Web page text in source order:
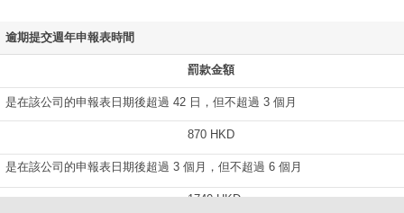
逾期提交週年申報表時間
罰款金額
是在該公司的申報表日期後超過 42 日，但不超過 3 個月
870 HKD
是在該公司的申報表日期後超過 3 個月，但不超過 6 個月
1740 HKD